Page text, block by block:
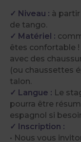
✓ Niveau : à
de tango.
✓ Matériel :
êtes confortable
avec des
(ou chaussettes
talon.
✓ Langue : Le
pourra être
espagnol si
✓ Inscription :
• Nous vous